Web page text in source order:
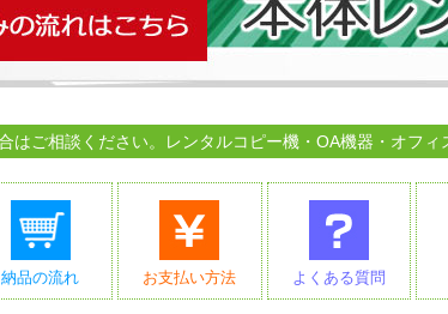
はご相談ください。レンタルコピー機・OA機器・オフ
納品の流れ お支払い方法 よくある質問